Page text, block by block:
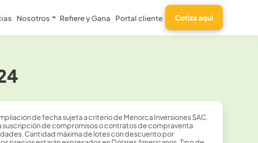
Nosotros Refiere y Gana Portal cliente Cotiza aquí
de fecha sujeta a criterio de Menorca Inversiones SAC.
suscripción de compromisos o contratos de compraventa
Cantidad máxima de lotes con descuento por